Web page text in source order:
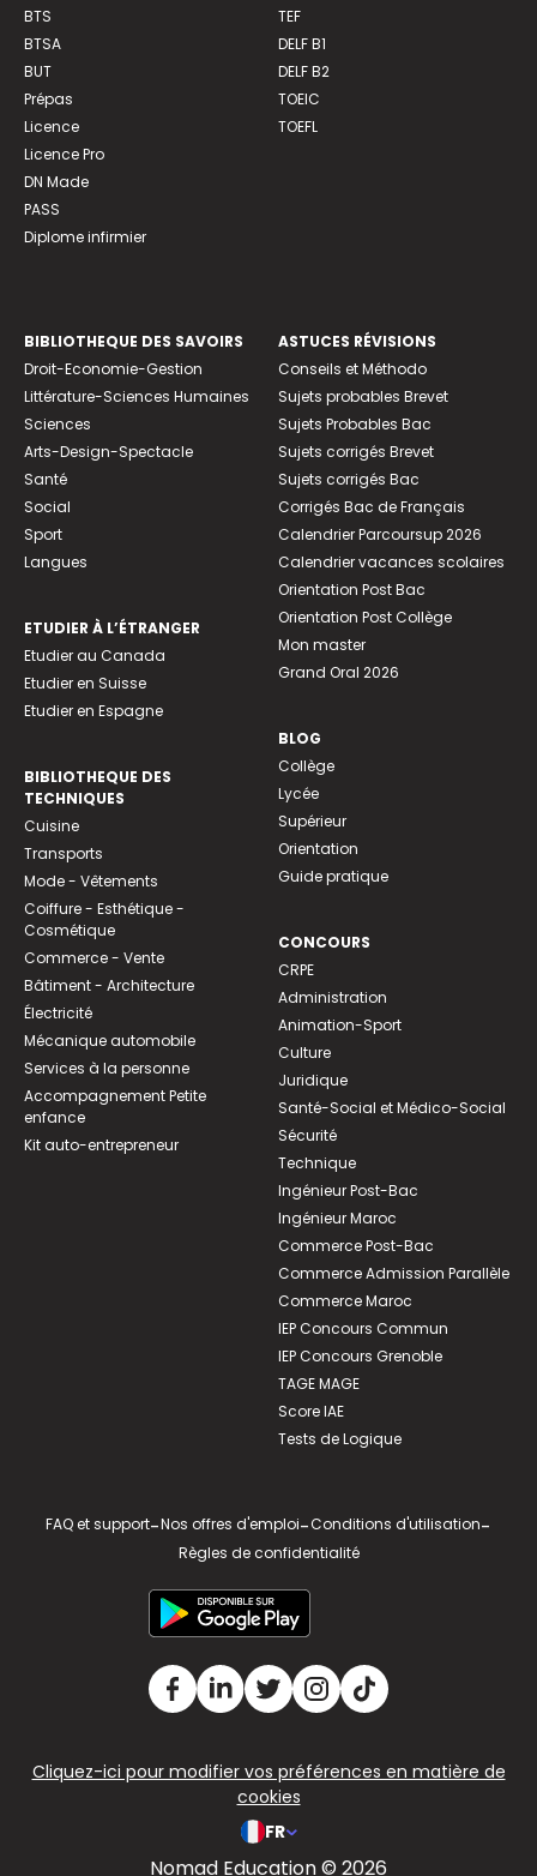
BTS
BTSA
BUT
Prépas
Licence
Licence Pro
DN Made
PASS
Diplome infirmier
TEF
DELF B1
DELF B2
TOEIC
TOEFL
BIBLIOTHEQUE DES SAVOIRS
Droit-Economie-Gestion
Littérature-Sciences Humaines
Sciences
Arts-Design-Spectacle
Santé
Social
Sport
Langues
ETUDIER À L’ÉTRANGER
Etudier au Canada
Etudier en Suisse
Etudier en Espagne
BIBLIOTHEQUE DES
TECHNIQUES
Cuisine
Transports
Mode - Vêtements
Coiffure - Esthétique -
Cosmétique
Commerce - Vente
Bâtiment - Architecture
Électricité
Mécanique automobile
Services à la personne
Accompagnement Petite
enfance
Kit auto-entrepreneur
ASTUCES RÉVISIONS
Conseils et Méthodo
Sujets probables Brevet
Sujets Probables Bac
Sujets corrigés Brevet
Sujets corrigés Bac
Corrigés Bac de Français
Calendrier Parcoursup 2026
Calendrier vacances scolaires
Orientation Post Bac
Orientation Post Collège
Mon master
Grand Oral 2026
BLOG
Collège
Lycée
Supérieur
Orientation
Guide pratique
CONCOURS
CRPE
Administration
Animation-Sport
Culture
Juridique
Santé-Social et Médico-Social
Sécurité
Technique
Ingénieur Post-Bac
Ingénieur Maroc
Commerce Post-Bac
Commerce Admission Parallèle
Commerce Maroc
IEP Concours Commun
IEP Concours Grenoble
TAGE MAGE
Score IAE
Tests de Logique
FAQ et support-Nos offres d'emploi-Conditions d'utilisation-
Règles de confidentialité
Cliquez-ici pour modifier vos préférences en matière de
cookies
FR
Nomad Education © 2026